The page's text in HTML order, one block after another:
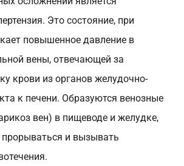
Это состояние, при
повышенное давление в
вены, отвечающей за
крови из органов желудочно-
к печени. Образуются венозные
вен) в пищеводе и желудке,
и вызывать